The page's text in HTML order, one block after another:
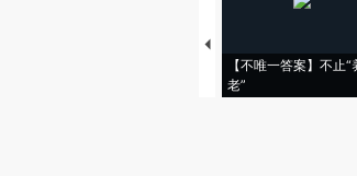
【不唯一答案】不止“
老”